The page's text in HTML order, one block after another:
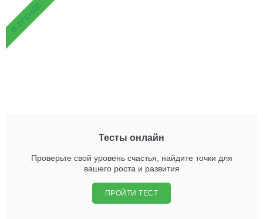
Тесты онлайн
Проверьте свой уровень счастья, найдите точки для
вашего роста и развития
ПРОЙТИ ТЕСТ
В ТРЕНДЕ